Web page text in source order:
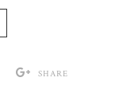
SHARE